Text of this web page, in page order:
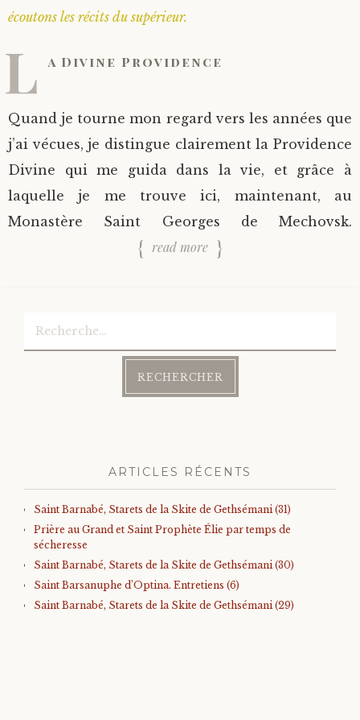
écoutons les récits du supérieur.
L a Divine Providence
Quand je tourne mon regard vers les années que
j’ai vécues, je distingue clairement la Providence
Divine qui me guida dans la vie, et grâce à
laquelle je me trouve ici, maintenant, au
Monastère Saint Georges de Mechovsk.
read more
ARTICLES RÉCENTS
Saint Barnabé, Starets de la Skite de Gethsémani (31)
Prière au Grand et Saint Prophète Élie par temps de
sécheresse
Saint Barnabé, Starets de la Skite de Gethsémani (30)
Saint Barsanuphe d’Optina. Entretiens (6)
Saint Barnabé, Starets de la Skite de Gethsémani (29)